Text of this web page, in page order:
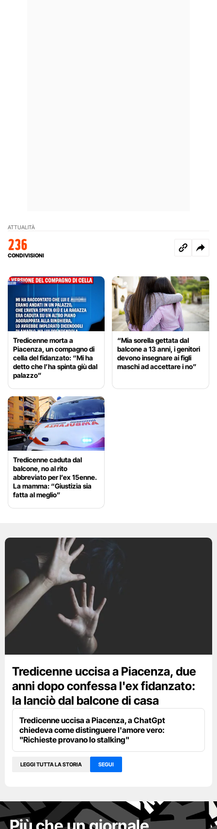
ATTUALITÀ
236
CONDIVISIONI
Tredicenne morta a
Piacenza, un compagno di
cella del fidanzato: “Mi ha
detto che l’ha spinta giù dal
palazzo”
“Mia sorella gettata dal
balcone a 13 anni, i genitori
devono insegnare ai figli
maschi ad accettare i no”
Tredicenne caduta dal
balcone, no al rito
abbreviato per l’ex 15enne.
La mamma: “Giustizia sia
fatta al meglio”
Tredicenne uccisa a Piacenza, due
anni dopo confessa l'ex fidanzato:
la lanciò dal balcone di casa
Tredicenne uccisa a Piacenza, a ChatGpt
chiedeva come distinguere l'amore vero:
"Richieste provano lo stalking"
LEGGI TUTTA LA STORIA SEGUI